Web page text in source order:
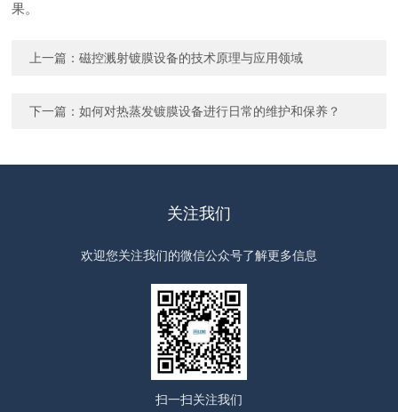
果。
上一篇：磁控溅射镀膜设备的技术原理与应用领域
下一篇：如何对热蒸发镀膜设备进行日常的维护和保养？
关注我们
欢迎您关注我们的微信公众号了解更多信息
扫一扫关注我们